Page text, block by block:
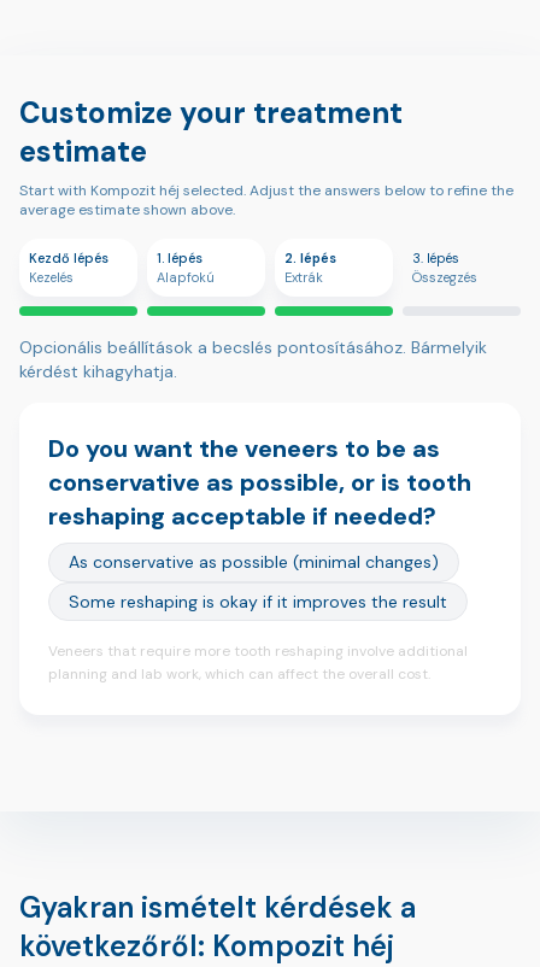
Customize your treatment
estimate
Start with Kompozit héj selected. Adjust the answers below to refine the
average estimate shown above.
Kezdő lépés
Kezelés
1. lépés
Alapfokú
2. lépés
Extrák
3. lépés
Összegzés
Opcionális beállítások a becslés pontosításához. Bármelyik
kérdést kihagyhatja.
Do you want the veneers to be as
conservative as possible, or is tooth
reshaping acceptable if needed?
As conservative as possible (minimal changes)
Some reshaping is okay if it improves the result
Veneers that require more tooth reshaping involve additional
planning and lab work, which can affect the overall cost.
Gyakran ismételt kérdések a
következőről: Kompozit héj